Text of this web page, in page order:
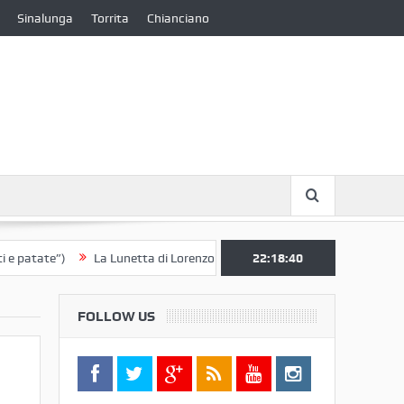
Sinalunga Torrita Chianciano
La Lunetta di Lorenzo Berrettini lascia il Convento di S. Chiara
22:18:41
FOLLOW US